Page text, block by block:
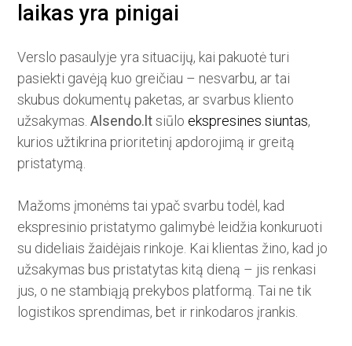
laikas yra pinigai
Verslo pasaulyje yra situacijų, kai pakuotė turi
pasiekti gavėją kuo greičiau – nesvarbu, ar tai
skubus dokumentų paketas, ar svarbus kliento
užsakymas.Alsendo.ltsiūlo ekspresines siuntas,
kurios užtikrina prioritetinį apdorojimą ir greitą
pristatymą.
Mažoms įmonėms tai ypač svarbu todėl, kad
ekspresinio pristatymo galimybė leidžia konkuruoti
su dideliais žaidėjais rinkoje. Kai klientas žino, kad jo
užsakymas bus pristatytas kitą dieną – jis renkasi
jus, o ne stambiąją prekybos platformą. Tai ne tik
logistikos sprendimas, bet ir rinkodaros įrankis.